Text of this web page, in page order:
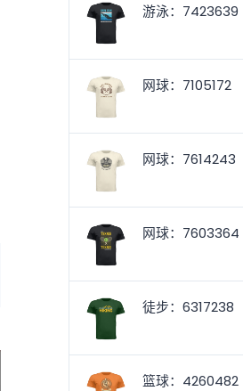
游泳：7423639
网球：7105172
网球：7614243
网球：7603364
徒步：6317238
篮球：4260482